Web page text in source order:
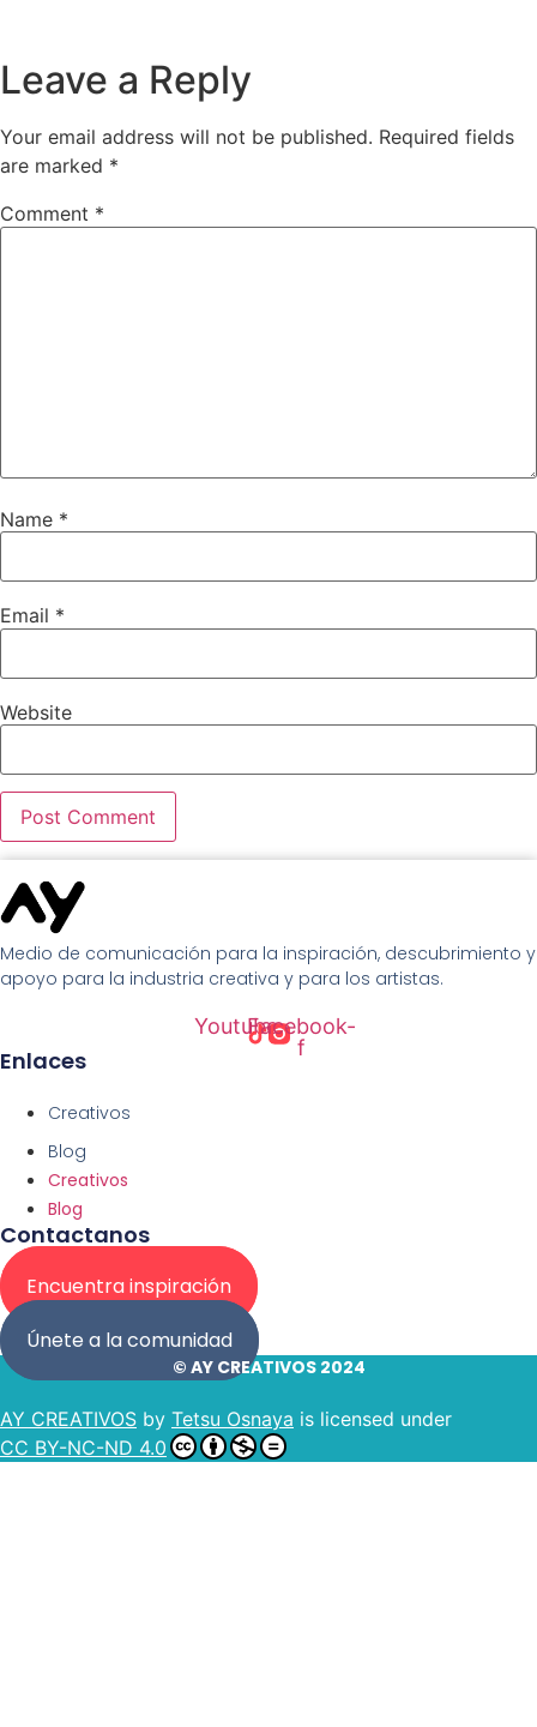
Leave a Reply
Your email address will not be published. Required fields
are marked *
Comment *
Name *
Email *
Website
Medio de comunicación para la inspiración, descubrimiento y
apoyo para la industria creativa y para los artistas.
YoutubeFacebook-
f
Enlaces
Creativos
Blog
Creativos
Blog
Contactanos
Encuentra inspiración
Únete a la comunidad
© AY CREATIVOS 2024
AY CREATIVOS by Tetsu Osnaya is licensed under
CC BY-NC-ND 4.0